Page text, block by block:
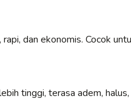
dan ekonomis. Cocok
tinggi, terasa adem,